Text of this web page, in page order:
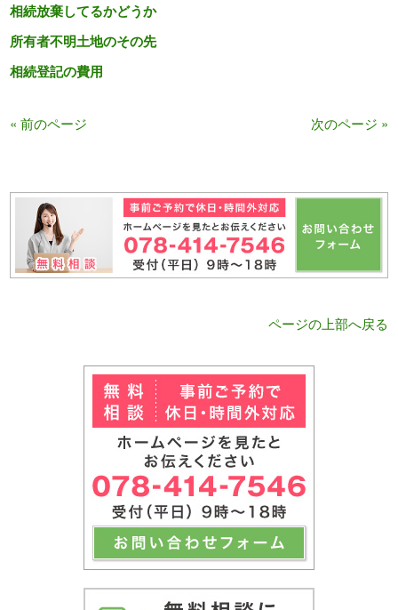
相続放棄してるかどうか
所有者不明土地のその先
相続登記の費用
« 前のページ 次のページ »
ページの上部へ戻る